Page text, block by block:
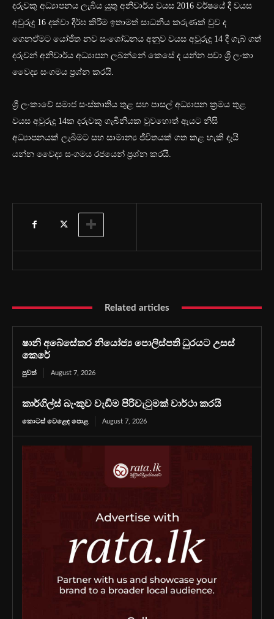
දරුවකු අධ්‍යාපනය ලැබිය යුතු අනිවාර්ය වයස 2016 වර්ෂයේ දී වයස
අවුරුදු 16 දක්වා දීර්ඝ කිරීම ඉතාමත් සාධනීය කරුණක් වුව ද
ගෙනඒමට යෝජිත නව සංශෝධනය අනුව වයස අවුරුදු 14 දී ගැබ් ගත්
දරුවන් අනිවාර්ය අධ්‍යාපන ලබන්නේ කෙසේ ද යන්න පවා ශ්‍රී ලංකා
වෛද්‍ය සංගමය ප්‍රශ්න කරයි.
ශ්‍රී ලංකාවේ සමාජ සංස්කෘතිය තුළ සහ පාසල් අධ්‍යාපන ක්‍රමය තුළ
වයස අවුරුදු 14ක දරුවකු ගැබිනියක වුවහොත් ඇයට නිසි
අධ්‍යාපනයක් ලැබීමට සහ සාමාන්‍ය ජීවිතයක් ගත කළ හැකි දැයි
යන්න වෛද්‍ය සංගමය රජයෙන් ප්‍රශ්න කරයි.
Related articles
ෂානි අබේසේකර නියෝජ්‍ය පොලිස්පති ධුරයට උසස්
කෙරේ
පුවත් August 7, 2026
කාර්ගිල්ස් බැංකුව වැඩිම පිරිවැටුමක් වාර්ථා කරයි
කොටස් වෙළෙඳ පොළ August 7, 2026